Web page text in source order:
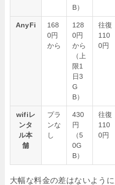
B）
AnyFi
168
0円
から
128
0円
から
（上
限1
日3
G
B）
往復
110
0円
wifiレ
ンタ
ル本
舗
プラ
ンな
し
430
円
（5
0G
B）
往復
110
0円
大幅な料金の差はないよう